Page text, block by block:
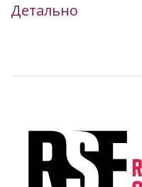
Детально